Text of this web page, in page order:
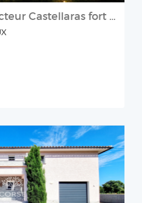
Villa Vue Mer - Secteur Castellaras fort potentiel
IMMOBILIER